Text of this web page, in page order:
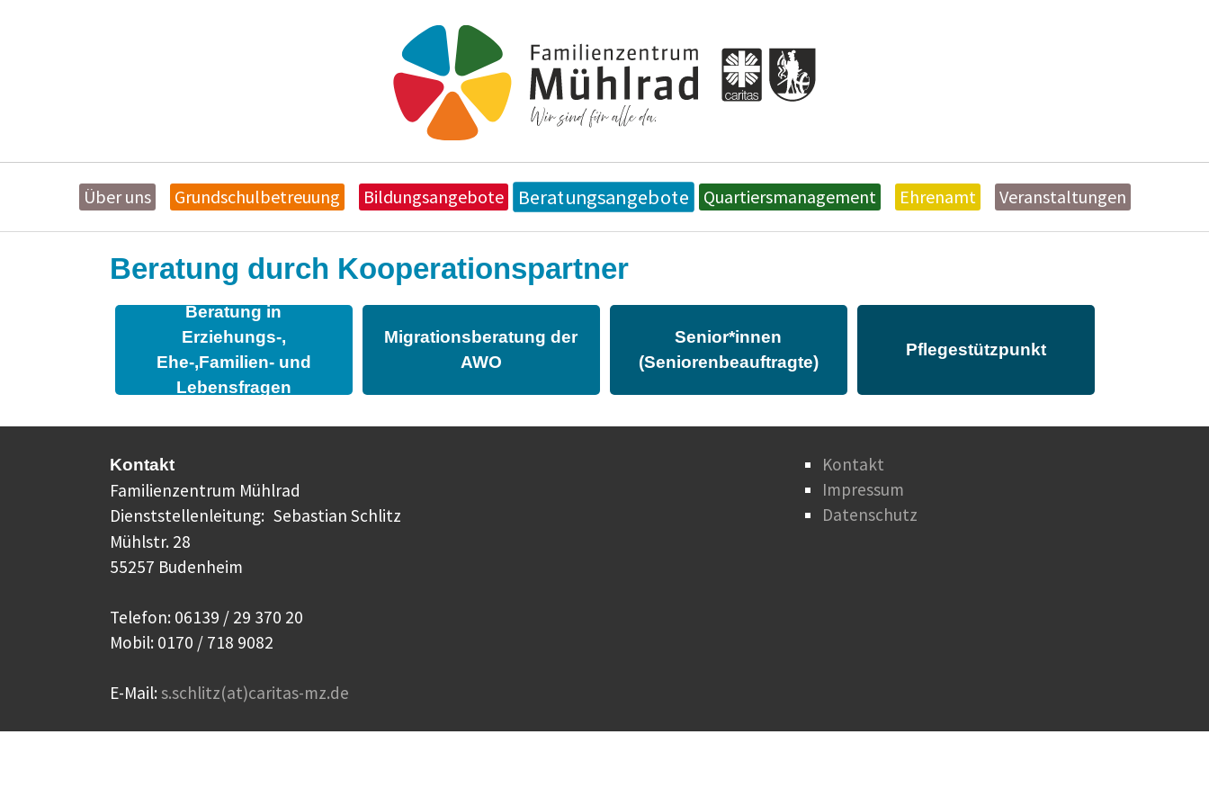
Zum Hauptinhalt springen
Über uns Grundschulbetreuung Bildungsangebote Beratungsangebote Quartiersmanagement Ehrenamt Veranstaltungen
Beratung durch Kooperationspartner
Beratung in
Erziehungs-,
Ehe-,Familien- und
Lebensfragen
Migrationsberatung der
AWO
Senior*innen
(Seniorenbeauftragte)
Pflegestützpunkt
Kontakt
Familienzentrum Mühlrad
Dienststellenleitung: Sebastian Schlitz
Mühlstr. 28
55257 Budenheim
Telefon: 06139 / 29 370 20
Mobil: 0170 / 718 9082
E-Mail:s.schlitz(at)caritas-mz.de
Kontakt
Impressum
Datenschutz